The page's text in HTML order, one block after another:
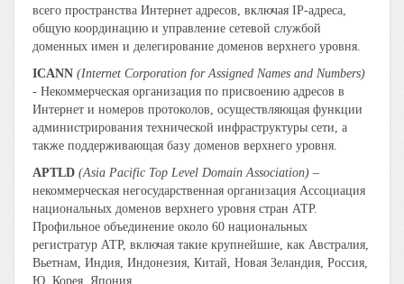
всего пространства Интернет адресов, включая IP-адреса,
общую координацию и управление сетевой службой
доменных имен и делегирование доменов верхнего уровня.
ICANN (Internet Corporation for Assigned Names and Numbers)
- Некоммерческая организация по присвоению адресов в
Интернет и номеров протоколов, осуществляющая функции
администрирования технической инфраструктуры сети, а
также поддерживающая базу доменов верхнего уровня.
APTLD (Asia Pacific Top Level Domain Association) –
некоммерческая негосударственная организация Ассоциация
национальных доменов верхнего уровня стран АТР.
Профильное объединение около 60 национальных
регистратур АТР, включая такие крупнейшие, как Австралия,
Вьетнам, Индия, Индонезия, Китай, Новая Зеландия, Россия,
Ю. Корея, Япония.